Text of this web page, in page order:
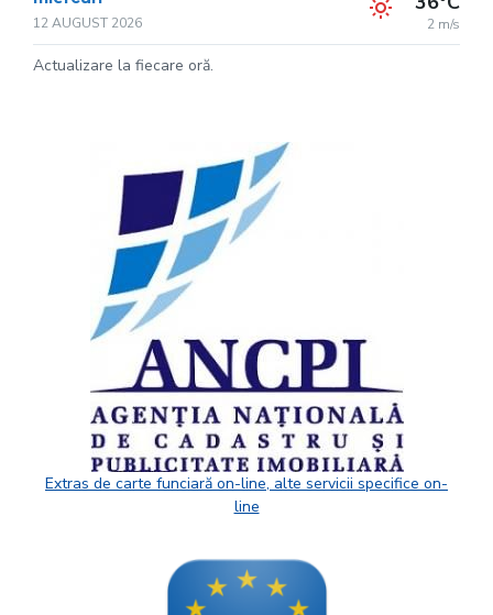
12 AUGUST 2026 2 m/s
Actualizare la fiecare oră.
Extras de carte funciară on-line, alte servicii specifice on-
line